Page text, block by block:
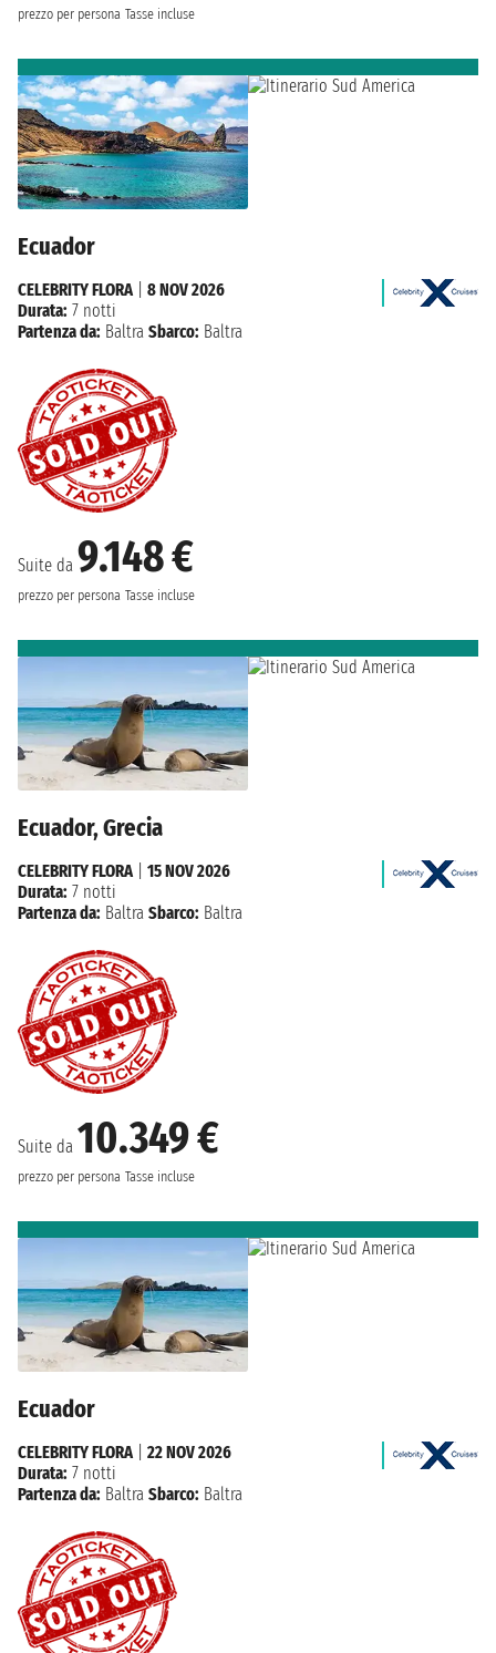
prezzo per persona Tasse incluse
Ecuador
Suite da 9.148 €
prezzo per persona Tasse incluse
CELEBRITY FLORA| 8 NOV 2026
Durata: 7 notti
Partenza da: Baltra Sbarco: Baltra
Ecuador, Grecia
Suite da 10.349 €
prezzo per persona Tasse incluse
CELEBRITY FLORA| 15 NOV 2026
Durata: 7 notti
Partenza da: Baltra Sbarco: Baltra
Ecuador
CELEBRITY FLORA| 22 NOV 2026
Durata: 7 notti
Partenza da: Baltra Sbarco: Baltra